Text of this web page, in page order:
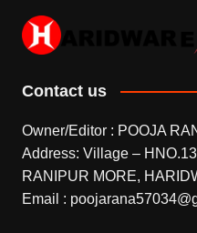
Contact us
Owner/Editor : POOJA
Address: Village –
RANIPUR MORE,
Email :